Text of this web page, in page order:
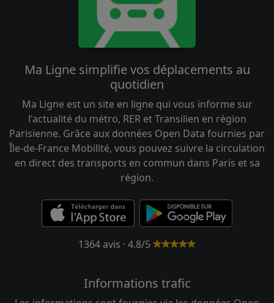
Ma Ligne simplifie vos déplacements au
quotidien
Ma Ligne est un site en ligne qui vous informe sur
l'actualité du métro, RER et Transilien en région
Parisienne. Grâce aux données Open Data fournies par
Île-de-France Mobilité, vous pouvez suivre la circulation
en direct des transports en commun dans Paris et sa
région.
1364 avis · 4.8/5
Informations trafic